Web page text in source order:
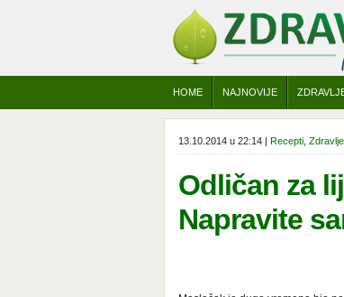
HOME NAJNOVIJE
13.10.2014 u 22:14 | Recepti Zdravlje
Odličan za
Napravite